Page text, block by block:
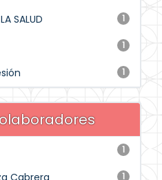
1
SALUD
1
1
1
1
Cabrera